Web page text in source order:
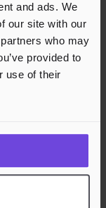
and ads. We
our site with our
who may
provided to
use of their